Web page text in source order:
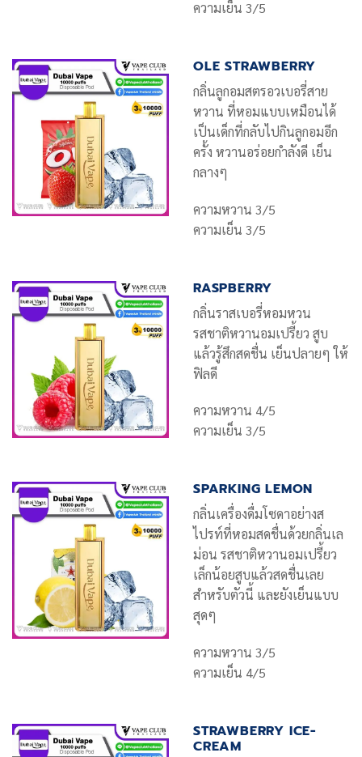
ความเย็น 3/5
OLE STRAWBERRY
กลิ่นลูกอมสตรอวเบอรี่สาย
หวาน ที่หอมแบบเหมือนได้
เป็นเด็กที่กลับไปกินลูกอมอีก
ครั้ง หวานอร่อยกำลังดี เย็น
กลางๆ
ความหวาน 3/5
ความเย็น 3/5
RASPBERRY
กลิ่นราสเบอรี่หอมหวน
รสชาติหวานอมเปรี้ยว สูบ
แล้วรู้สึกสดชื่น เย็นปลายๆ ให้
ฟิลดี
ความหวาน 4/5
ความเย็น 3/5
SPARKING LEMON
กลิ่นเครื่องดื่มโซดาอย่างส
ไปรท์ที่หอมสดชื่นด้วยกลิ่นเล
ม่อน รสชาติหวานอมเปรี้ยว
เล็กน้อยสูบแล้วสดชื่นเลย
สำหรับตัวนี้ และยังเย็นแบบ
สุดๆ
ความหวาน 3/5
ความเย็น 4/5
STRAWBERRY ICE-
CREAM